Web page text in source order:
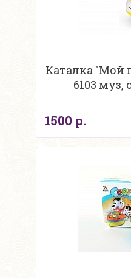
Каталка "Мой
6103 муз,
1500 р.